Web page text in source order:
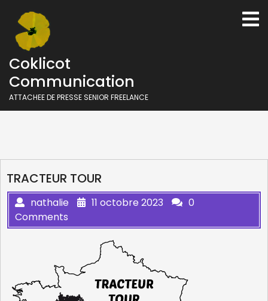
content
Coklicot
Communication
ATTACHEE DE PRESSE SENIOR FREELANCE
TRACTEUR TOUR
nathalie 11 octobre 2023
0
Comments